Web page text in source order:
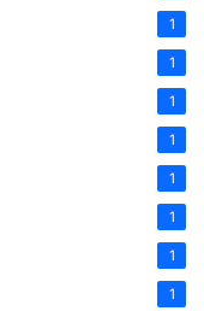
1
1
1
1
1
1
1
1